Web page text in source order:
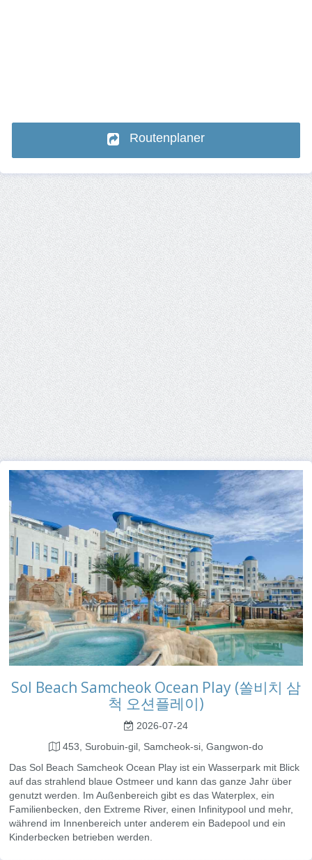
Routenplaner
Sol Beach Samcheok Ocean Play (쏠비치 삼
척 오션플레이)
2026-07-24
453, Surobuin-gil, Samcheok-si, Gangwon-do
Das Sol Beach Samcheok Ocean Play ist ein Wasserpark mit Blick
auf das strahlend blaue Ostmeer und kann das ganze Jahr über
genutzt werden. Im Außenbereich gibt es das Waterplex, ein
Familienbecken, den Extreme River, einen Infinitypool und mehr,
während im Innenbereich unter anderem ein Badepool und ein
Kinderbecken betrieben werden.